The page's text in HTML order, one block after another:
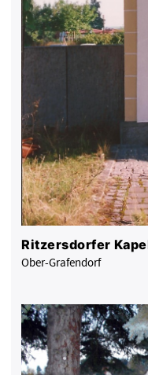
Ritzersdorfer
Ober-Grafendorf